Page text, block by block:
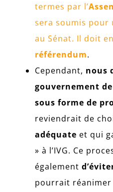
termes par l’
sera soumis pour
au Sénat. Il doit
référendum.
Cependant, nous
gouvernement
sous forme de
reviendrait de
adéquate et qui
» à l’IVG. Ce
également
pourrait